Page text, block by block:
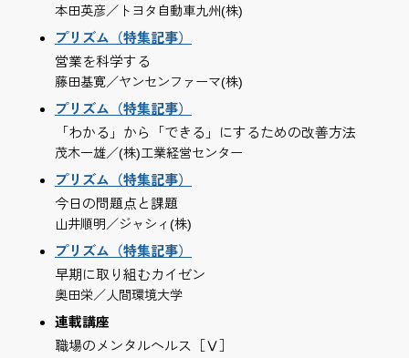
本田英彦／トヨタ自動車九州(株)
プリズム（特集記事）
営業を科学する
藤田基寛／ヤンセンファーマ(株)
プリズム（特集記事）
「わかる」から「できる」にするための改善方法
茂木一雄／(株)工業経営センター
プリズム（特集記事）
今日の問題点と課題
山井順明／ジャシィ(株)
プリズム（特集記事）
早期に取り組むカイゼン
奥田栄／人間環境大学
連載講座
職場のメンタルヘルス［Ⅴ］